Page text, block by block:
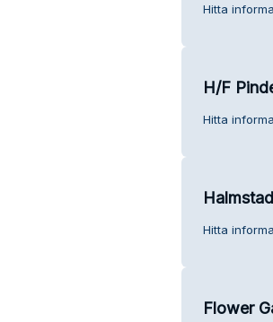
Hitta
H/F
Hitta
Hitta
Flower